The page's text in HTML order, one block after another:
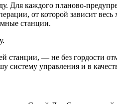
Для каждого планово-
от которой зависит
станции.
станции, — не без гордости
управления и в